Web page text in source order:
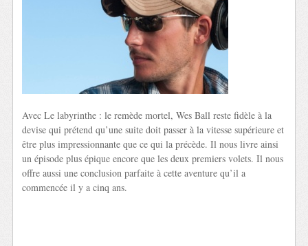
Avec Le labyrinthe : le remède mortel, Wes Ball reste fidèle à la
devise qui prétend qu’une suite doit passer à la vitesse supérieure et
être plus impressionnante que ce qui la précède. Il nous livre ainsi
un épisode plus épique encore que les deux premiers volets. Il nous
offre aussi une conclusion parfaite à cette aventure qu’il a
commencée il y a cinq ans.